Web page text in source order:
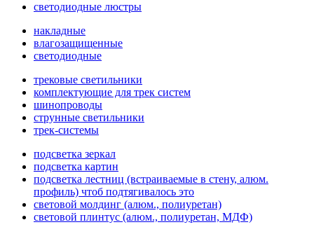
светодиодные люстры
накладные
влагозащищенные
светодиодные
трековые светильники
комплектующие для трек систем
шинопроводы
струнные светильники
трек-системы
подсветка зеркал
подсветка картин
подсветка лестниц (встраиваемые в стену, алюм.
профиль) чтоб подтягивалось это
световой молдинг (алюм., полиуретан)
световой плинтус (алюм., полиуретан, МДФ)